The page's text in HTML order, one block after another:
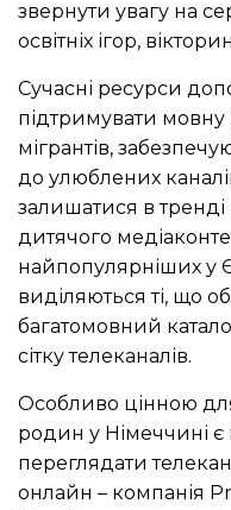
звернути увагу на
освітніх ігор,
Сучасні ресурси
підтримувати мовну
мігрантів,
до улюблених
залишатися в тренді
дитячого
найпопулярніших у
виділяються ті, що
багатомовний
сітку телеканалів.
Особливо цінною
родин у Німеччині є
переглядати
онлайн – компанія